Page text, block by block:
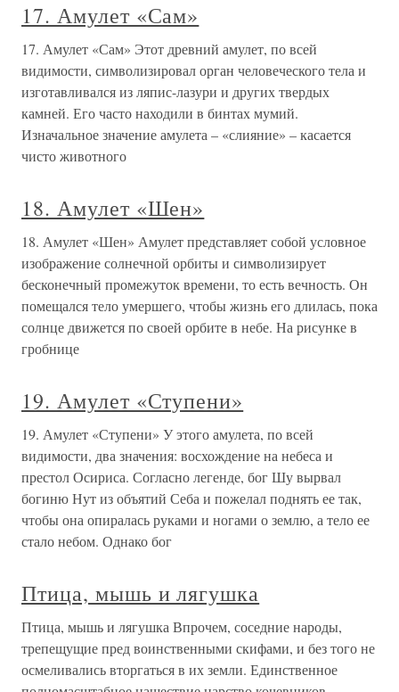
17. Амулет «Сам»
17. Амулет «Сам» Этот древний амулет, по всей
видимости, символизировал орган человеческого тела и
изготавливался из ляпис-лазури и других твердых
камней. Его часто находили в бинтах мумий.
Изначальное значение амулета – «слияние» – касается
чисто животного
18. Амулет «Шен»
18. Амулет «Шен» Амулет представляет собой условное
изображение солнечной орбиты и символизирует
бесконечный промежуток времени, то есть вечность. Он
помещался тело умершего, чтобы жизнь его длилась, пока
солнце движется по своей орбите в небе. На рисунке в
гробнице
19. Амулет «Ступени»
19. Амулет «Ступени» У этого амулета, по всей
видимости, два значения: восхождение на небеса и
престол Осириса. Согласно легенде, бог Шу вырвал
богиню Нут из объятий Себа и пожелал поднять ее так,
чтобы она опиралась руками и ногами о землю, а тело ее
стало небом. Однако бог
Птица, мышь и лягушка
Птица, мышь и лягушка Впрочем, соседние народы,
трепещущие пред воинственными скифами, и без того не
осмеливались вторгаться в их земли. Единственное